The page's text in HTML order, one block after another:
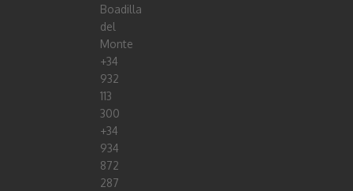
Boadilla
del
Monte
+34
932
113
300
+34
934
872
287